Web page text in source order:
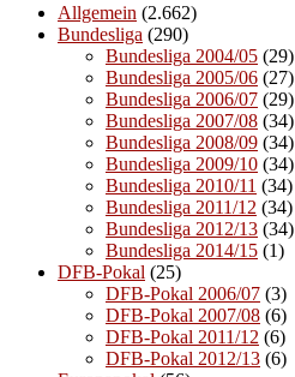
Allgemein (2.662)
Bundesliga (290)
Bundesliga 2004/05 (29)
Bundesliga 2005/06 (27)
Bundesliga 2006/07 (29)
Bundesliga 2007/08 (34)
Bundesliga 2008/09 (34)
Bundesliga 2009/10 (34)
Bundesliga 2010/11 (34)
Bundesliga 2011/12 (34)
Bundesliga 2012/13 (34)
Bundesliga 2014/15 (1)
DFB-Pokal (25)
DFB-Pokal 2006/07 (3)
DFB-Pokal 2007/08 (6)
DFB-Pokal 2011/12 (6)
DFB-Pokal 2012/13 (6)